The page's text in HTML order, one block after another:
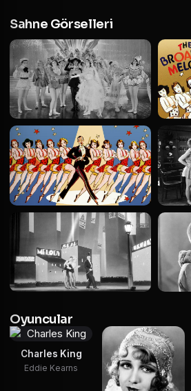
Sahne Görselleri
Oyuncular
Charles King
Eddie Kearns